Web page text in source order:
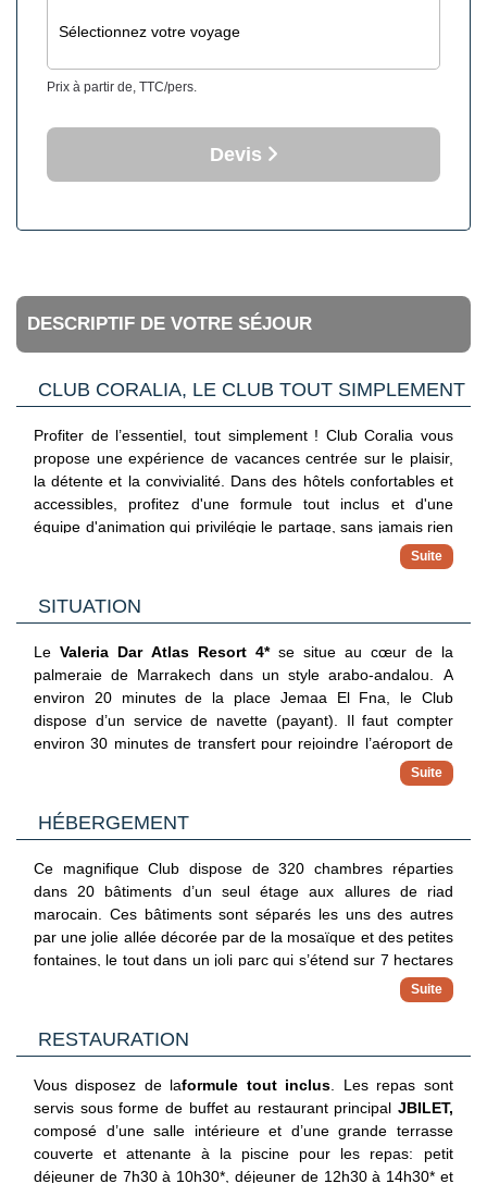
Sélectionnez votre voyage
Prix à partir de, TTC/pers.
Devis
DESCRIPTIF DE VOTRE SÉJOUR
CLUB CORALIA, LE CLUB TOUT SIMPLEMENT
Profiter de l’essentiel, tout simplement ! Club Coralia vous
propose une expérience de vacances centrée sur le plaisir,
la détente et la convivialité. Dans des hôtels confortables et
accessibles, profitez d'une formule tout inclus et d'une
équipe d'animation qui privilégie le partage, sans jamais rien
imposer. Avec ce concept, vous vivez vos vacances à votre
Séjournez dans des adresses sélectionnées pour leur
confort, leur situation et leur bon rapport qualité/prix
✓ Formule tout inclus
Maîtrisez votre budget avec une offre complète incluant vols,
hôtel, restauration, boissons et animation pour un séjour
sans surprise
Vivez l’esprit club avec une équipe Coralia qui rythme vos
journées : sport, jeux, apéritifs et soirées pour une ambiance
conviviale
✓ Activités & expériences fun
Retrouvez les incontournables du club et testez des activités
originales :
• Animations sportives : fitness, aquagym, marche sportive,
beach-volley, pétanque...
• Activités culturelles : cours de cuisine locale et de cocktail,
apprentissage de la langue locale, cours de danse locale,
• Activités insolites : lancer de hache, spikeball, stand-up
• Soirées festives et spectacles : Sunset Cocktail, apéritif
dégustation de produits locaux, spectacle folklorique, White
Party, soirée Casino, cinéma en plein air
Offrez à vos enfants des espaces et activités dédiés par
tranches d’âge, pour s’amuser en toute sécurité
• Coralia Kids Club : 2 Kids Club (4 à 7 ans / 8 à 12 ans) et 1
Club Ado (à partir de 13 ans)
• Coco, la mascotte du club, pour des moments ludiques et
inoubliables avec les enfants
✓ Flexibilité & liberté
SITUATION
Le Valeria Dar Atlas Resort 4*se situe au cœur de la
palmeraie de Marrakech dans un style arabo-andalou. A
environ 20 minutes de la place Jemaa El Fna, le Club
dispose d’un service de navette (payant). Il faut compter
environ 30 minutes de transfert pour rejoindre l’aéroport de
L'aquaparc Palmiya, compris dans formule tout inclus, situé
à côté du Club, est un véritable plus pour les familles (ouvert
HÉBERGEMENT
Ce magnifique Club dispose de 320 chambres réparties
dans 20 bâtiments d’un seul étage aux allures de riad
marocain. Ces bâtiments sont séparés les uns des autres
par une jolie allée décorée par de la mosaïque et des petites
fontaines le tout dans un joli parc qui s’étend sur 7 hectares
bordé de rosiers, d’oliviers, de palmiers, d’autres plantes d’ici
Chambre simple(35 m² : 1 adulte)
Chambre double(35 m² : jusqu’à 3 adultes)
Chambre triple (35 m² : jusqu’à 3 adultes)
Chambre quadruple (45 m² : jusqu’à 4 adultes)
RESTAURATION
Vous disposez de laformule tout inclus . Les repas sont
servis sous forme de buffet au restaurant principal JBILET,
composé d’une salle intérieure et d’une grande terrasse
couverte et attenante à la piscine pour les repas: petit
déjeuner de 7h30 à 10h30*, déjeuner de 12h30 à 14h30* et